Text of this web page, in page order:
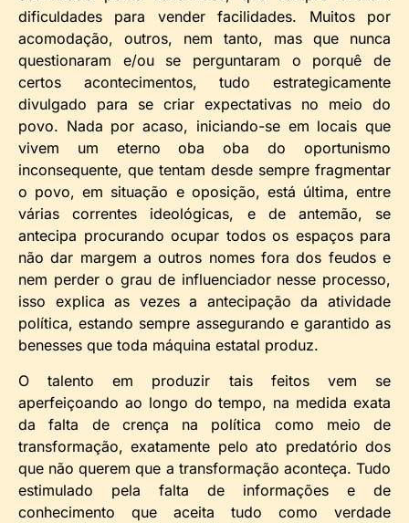
dificuldades para vender facilidades. Muitos por
acomodação, outros, nem tanto, mas que nunca
questionaram e/ou se perguntaram o porquê de
certos acontecimentos, tudo estrategicamente
divulgado para se criar expectativas no meio do
povo. Nada por acaso, iniciando-se em locais que
vivem um eterno oba oba do oportunismo
inconsequente, que tentam desde sempre fragmentar
o povo, em situação e oposição, está última, entre
várias correntes ideológicas, e de antemão, se
antecipa procurando ocupar todos os espaços para
não dar margem a outros nomes fora dos feudos e
nem perder o grau de influenciador nesse processo,
isso explica as vezes a antecipação da atividade
política, estando sempre assegurando e garantido as
benesses que toda máquina estatal produz.
O talento em produzir tais feitos vem se
aperfeiçoando ao longo do tempo, na medida exata
da falta de crença na política como meio de
transformação, exatamente pelo ato predatório dos
que não querem que a transformação aconteça. Tudo
estimulado pela falta de informações e de
conhecimento que aceita tudo como verdade